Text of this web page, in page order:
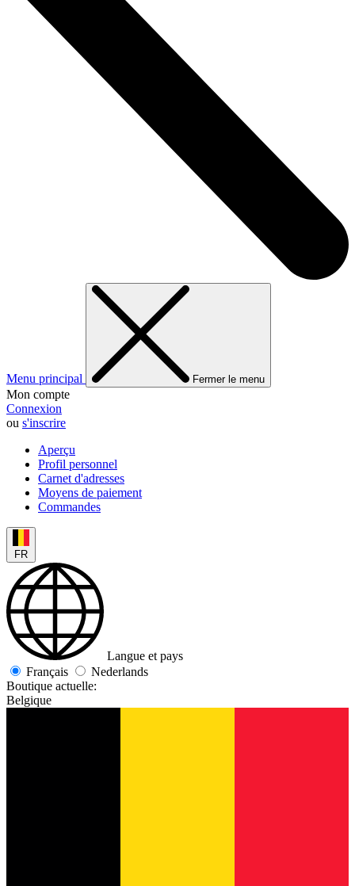
Menu principal Fermer le menu
Mon compte
Connexion
ou s'inscrire
Aperçu
Profil personnel
Carnet d'adresses
Moyens de paiement
Commandes
FR
Langue et pays
Français
Nederlands
Boutique actuelle:
Belgique